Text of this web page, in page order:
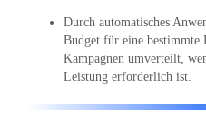
Durch automatisches
Budget für eine bestimmte
Kampagnen umverteilt,
Leistung erforderlich ist.